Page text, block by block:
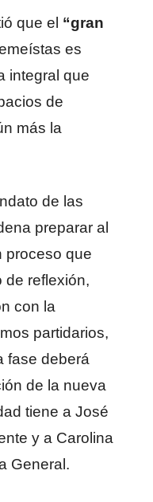
que el “gran
es
integral que
de
más la
de las
preparar al
proceso que
de reflexión,
con la
partidarios,
fase deberá
de la nueva
tiene a José
y a Carolina
General.